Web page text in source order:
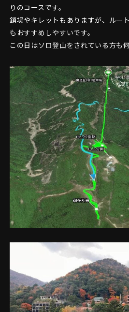
りのコースです。
鎖場やキレットもありますが、ルー
もおすすめしやすいです。
この日はソロ登山をされている方も